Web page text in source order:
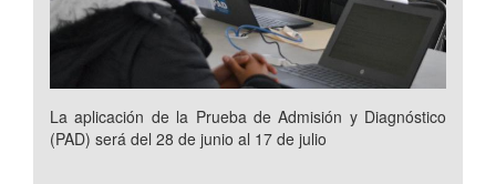
La aplicación de la Prueba de Admisión y Diagnóstico
(PAD) será del 28 de junio al 17 de julio